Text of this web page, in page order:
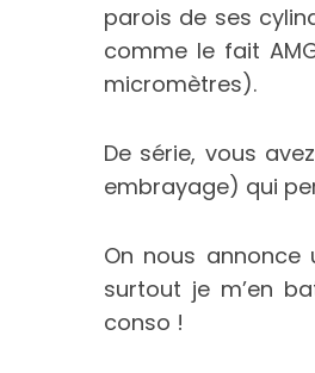
parois de ses
comme le fait
micromètres).
De série, vous
embrayage) qui
On nous annonce
surtout je m’en
conso !